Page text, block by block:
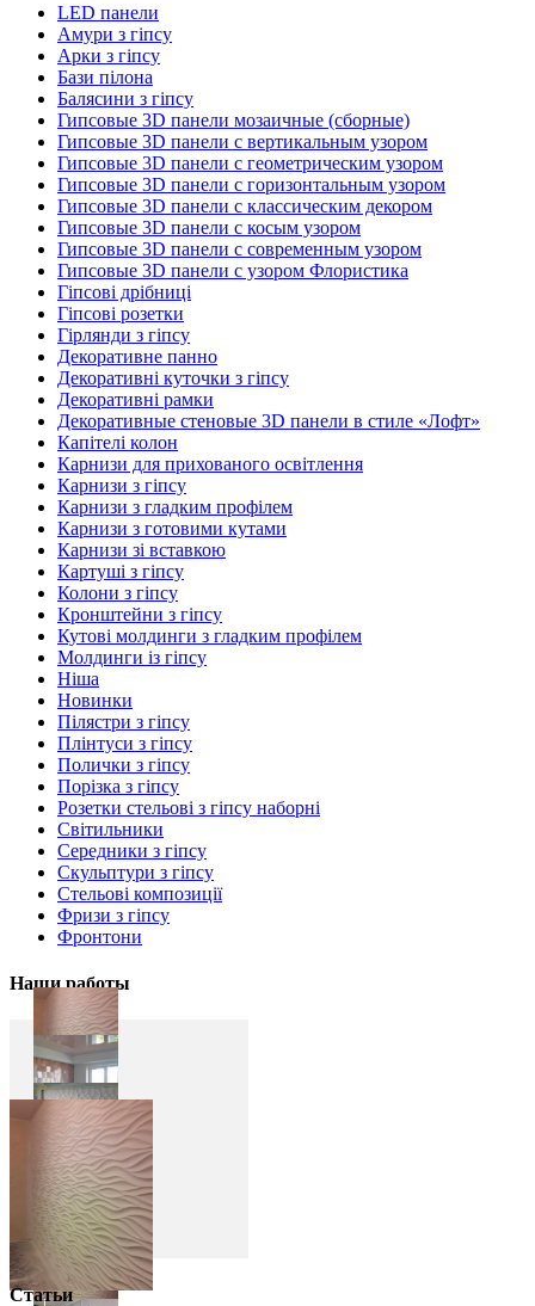
LED панели
Амури з гіпсу
Арки з гіпсу
Бази пілона
Балясини з гіпсу
Гипсовые 3D панели мозаичные (сборные)
Гипсовые 3D панели с вертикальным узором
Гипсовые 3D панели с геометрическим узором
Гипсовые 3D панели с горизонтальным узором
Гипсовые 3D панели с классическим декором
Гипсовые 3D панели с косым узором
Гипсовые 3D панели с современным узором
Гипсовые 3D панели с узором Флористика
Гіпсові дрібниці
Гіпсові розетки
Гірлянди з гіпсу
Декоративне панно
Декоративні куточки з гіпсу
Декоративні рамки
Декоративные стеновые 3D панели в стиле «Лофт»
Капітелі колон
Карнизи для прихованого освітлення
Карнизи з гіпсу
Карнизи з гладким профілем
Карнизи з готовими кутами
Карнизи зі вставкою
Картуші з гіпсу
Колони з гіпсу
Кронштейни з гіпсу
Кутові молдинги з гладким профілем
Молдинги із гіпсу
Ніша
Новинки
Пілястри з гіпсу
Плінтуси з гіпсу
Полички з гіпсу
Порізка з гіпсу
Розетки стельові з гіпсу наборні
Світильники
Середники з гіпсу
Скульптури з гіпсу
Стельові композиції
Фризи з гіпсу
Фронтони
Наши работы
Статьи